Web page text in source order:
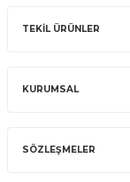
TEKİL ÜRÜNLER
KURUMSAL
SÖZLEŞMELER